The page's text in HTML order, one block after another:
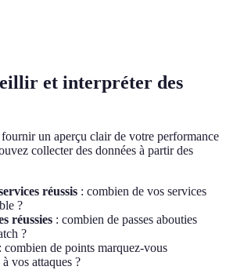
et interpréter des
un aperçu clair de votre performance
collecter des données à partir des
réussis : combien de vos services
?
réussies : combien de passes abouties
?
: combien de points marquez-vous
vos attaques ?